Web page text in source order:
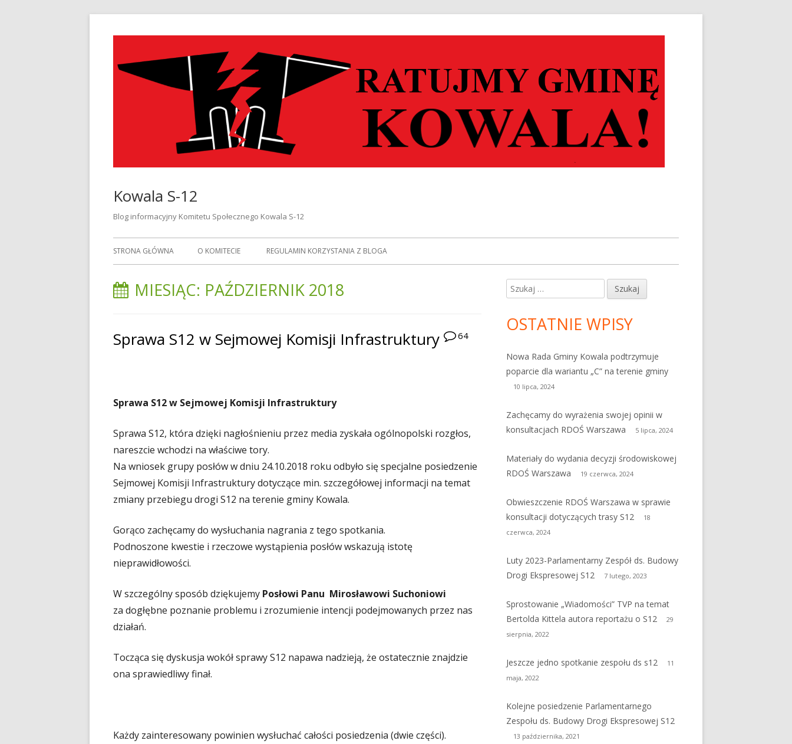
Kowala S-12
Blog informacyjny Komitetu Społecznego Kowala S-12
Menu
STRONA GŁÓWNA O KOMITECIE REGULAMIN KORZYSTANIA Z BLOGA
MIESIĄC: PAŹDZIERNIK 2018
Sprawa S12 w Sejmowej Komisji Infrastruktury 64
Sprawa S12 w Sejmowej Komisji Infrastruktury
Sprawa S12, która dzięki nagłośnieniu przez media zyskała ogólnopolski rozgłos,
nareszcie wchodzi na właściwe tory.
Na wniosek grupy posłów w dniu 24.10.2018 roku odbyło się specjalne posiedzenie
Sejmowej Komisji Infrastruktury dotyczące min. szczegółowej informacji na temat
zmiany przebiegu drogi S12 na terenie gminy Kowala.
Gorąco zachęcamy do wysłuchania nagrania z tego spotkania.
Podnoszone kwestie i rzeczowe wystąpienia posłów wskazują istotę
nieprawidłowości.
W szczególny sposób dziękujemy Posłowi Panu Mirosławowi Suchoniowi
za dogłębne poznanie problemu i zrozumienie intencji podejmowanych przez nas
działań.
Tocząca się dyskusja wokół sprawy S12 napawa nadzieją, że ostatecznie znajdzie
ona sprawiedliwy finał.
Każdy zainteresowany powinien wysłuchać całości posiedzenia (dwie części).
Główny
panel
Szukaj:
OSTATNIE WPISY
Nowa Rada Gminy Kowala podtrzymuje
poparcie dla wariantu „C” na terenie gminy
10 lipca, 2024
Zachęcamy do wyrażenia swojej opinii w
konsultacjach RDOŚ Warszawa
5 lipca, 2024
Materiały do wydania decyzji środowiskowej
RDOŚ Warszawa
19 czerwca, 2024
Obwieszczenie RDOŚ Warszawa w sprawie
konsultacji dotyczących trasy S12
18
czerwca, 2024
Luty 2023-Parlamentarny Zespół ds. Budowy
Drogi Ekspresowej S12
7 lutego, 2023
Sprostowanie „Wiadomości” TVP na temat
Bertolda Kittela autora reportażu o S12
29
sierpnia, 2022
Jeszcze jedno spotkanie zespołu ds s12
11
maja, 2022
Kolejne posiedzenie Parlamentarnego
Zespołu ds. Budowy Drogi Ekspresowej S12
13 października, 2021